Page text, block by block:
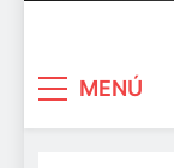
MENÚ